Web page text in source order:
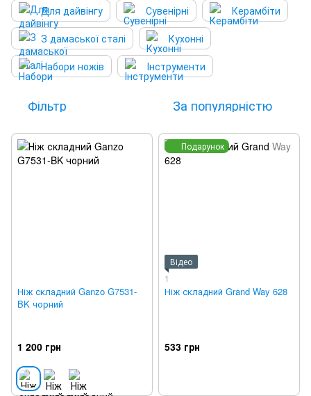
Для дайвінгу
Сувенірні
Керамбіти
З дамаської сталі
Кухонні
Набори ножів
Інструменти
Фільтр За популярністю
Ніж складний Ganzo G7531-
BK чорний
1 200 грн
Подарунок
Відео
1
Ніж складний Grand Way 628
533 грн